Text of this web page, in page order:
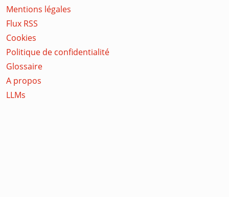
Mentions légales
Flux RSS
Cookies
Politique de confidentialité
Glossaire
A propos
LLMs